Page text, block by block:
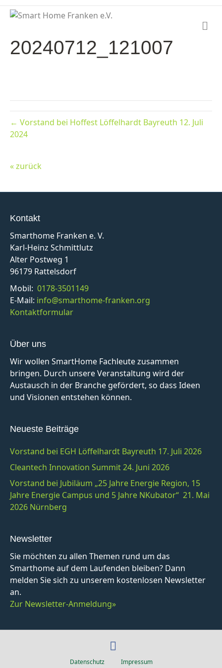
o
n
20240712_121007
← Vorstand bei Hoffest Löffelhardt Bayreuth 12. Juli
2024
« zurück
Kontakt
Smarthome Franken e. V.
Karl-Heinz Schmittlutz
Alter Postweg 1
96179 Rattelsdorf
Mobil: 0178-3501149
E-Mail: info@smarthome-franken.org
Kontaktformular
Über uns
Wir wollen SmartHome Fachleute zusammen
bringen. Durch unsere Veranstaltung wird der
Austausch in der Branche gefördert, so dass Ideen
und Visionen entstehen können.
Neueste Beiträge
Vorstand bei EGH Löffelhardt Bayreuth 17. Juli 2026
Cleantech Innovation Summit 24. Juni 2026
Vorstand bei Jubiläum „25 Jahre Energie Region, 15
Jahre Energie Campus und 5 Jahre NKubator“ 21. Mai
2026 Nürnberg
Newsletter
Sie möchten zu allen Themen rund um das
Smarthome auf dem Laufenden bleiben? Dann
melden Sie sich zu unserem kostenlosen Newsletter
an.
Zur Newsletter-Anmeldung»
F
Datenschutz Impressum